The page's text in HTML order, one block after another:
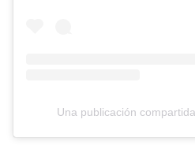
Una publicación